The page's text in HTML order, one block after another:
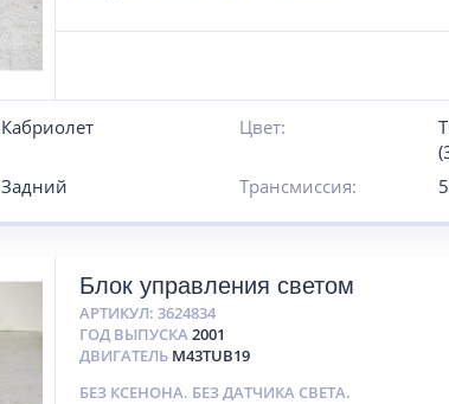
Кабриолет Цвет:
Задний Трансмиссия:
Блок управления светом
АРТИКУЛ: 3624834
ГОД ВЫПУСКА2001
ДВИГАТЕЛЬ М43TUB19
БЕЗ КСЕНОНА. БЕЗ ДАТЧИКА СВЕТА.